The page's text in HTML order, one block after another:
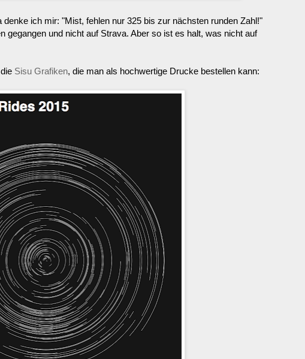
ich mir: "Mist, fehlen nur 325 bis zur nächsten runden Zahl!"
gegangen und nicht auf Strava. Aber so ist es halt, was nicht auf
Sisu Grafiken, die man als hochwertige Drucke bestellen kann: